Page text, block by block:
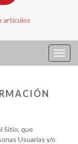
artículos
Sitio, que
Usuarias y/o